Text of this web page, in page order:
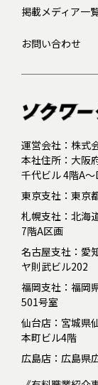
掲載メディア一
お問い合わせ
運営会社：株式
本社住所：大阪
千代ビル 4階A～
東京支社：東京
札幌支社：北海
7階A区画
名古屋支社：愛
ヤ則武ビル202
福岡支社：福岡
501号室
仙台店：宮城県
本町ビル4階
広島店：広島県